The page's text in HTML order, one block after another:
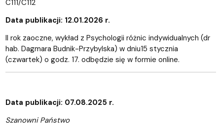
C111/C112
Data publikacji: 12.01.2026 r.
II rok zaoczne, wykład z Psychologii różnic indywidualnych (dr
hab. Dagmara Budnik-Przybylska) w dniu15 stycznia
(czwartek) o godz. 17. odbędzie się w formie online.
Data publikacji: 07.08.2025 r.
Szanowni Państwo